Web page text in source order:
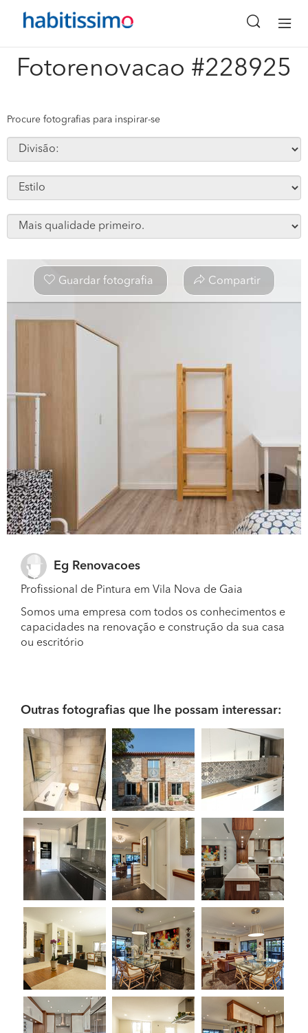
Fotorenovacao #228925
x
Procure fotografias para inspirar-se
Guardar fotografia Compartir
Eg Renovacoes
Profissional de Pintura em Vila Nova de Gaia
Somos uma empresa com todos os conhecimentos e
capacidades na renovação e construção da sua casa
ou escritório
Outras fotografias que lhe possam interessar: